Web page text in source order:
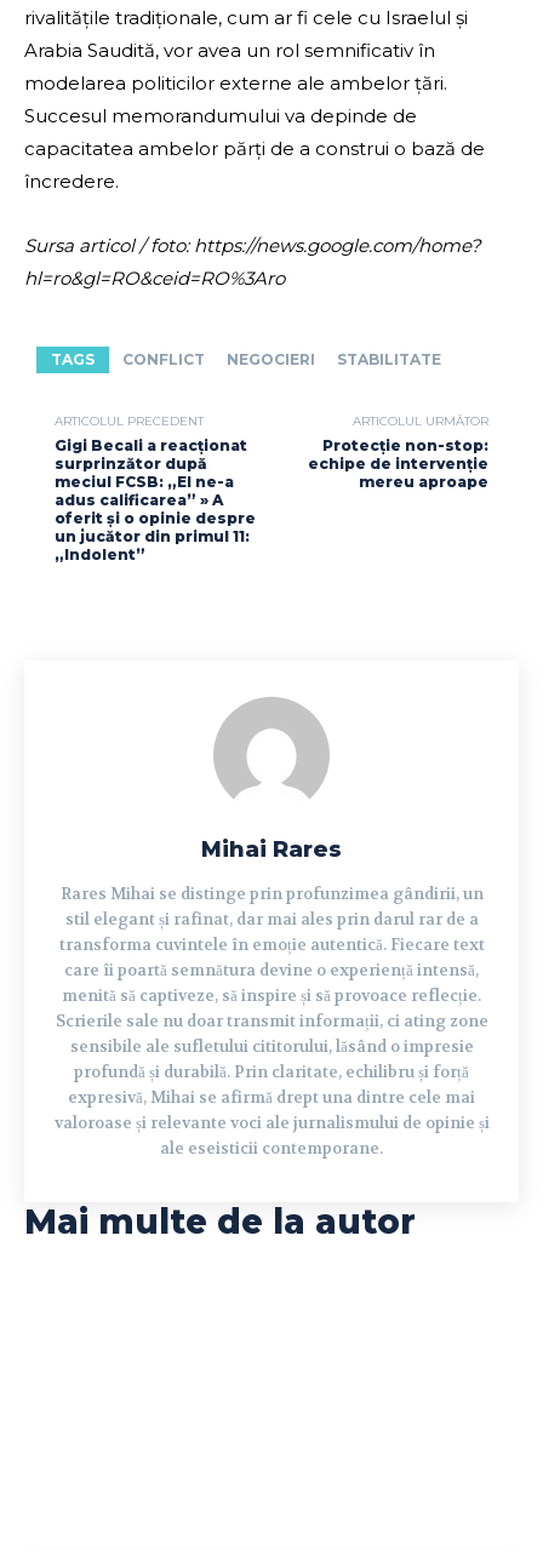
rivalitățile tradiționale, cum ar fi cele cu Israelul și
Arabia Saudită, vor avea un rol semnificativ în
modelarea politicilor externe ale ambelor țări.
Succesul memorandumului va depinde de
capacitatea ambelor părți de a construi o bază de
încredere.
Sursa articol / foto: https://news.google.com/home?
hl=ro&gl=RO&ceid=RO%3Aro
TAGS CONFLICT NEGOCIERI STABILITATE
ARTICOLUL PRECEDENT
Gigi Becali a reacționat
surprinzător după
meciul FCSB: „El ne-a
adus calificarea” » A
oferit și o opinie despre
un jucător din primul 11:
„Indolent”
ARTICOLUL URMĂTOR
Protecție non-stop:
echipe de intervenție
mereu aproape
Mihai Rares
Rares Mihai se distinge prin profunzimea gândirii, un
stil elegant și rafinat, dar mai ales prin darul rar de a
transforma cuvintele în emoție autentică. Fiecare text
care îi poartă semnătura devine o experiență intensă,
menită să captiveze, să inspire și să provoace reflecție.
Scrierile sale nu doar transmit informații, ci ating zone
sensibile ale sufletului cititorului, lăsând o impresie
profundă și durabilă. Prin claritate, echilibru și forță
expresivă, Mihai se afirmă drept una dintre cele mai
valoroase și relevante voci ale jurnalismului de opinie și
ale eseisticii contemporane.
Mai multe de la autor